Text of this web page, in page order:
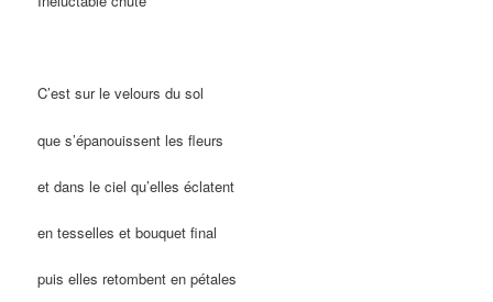
C’est sur le velours du sol
que s’épanouissent les fleurs
et dans le ciel qu’elles éclatent
en tesselles et bouquet final
puis elles retombent en pétales